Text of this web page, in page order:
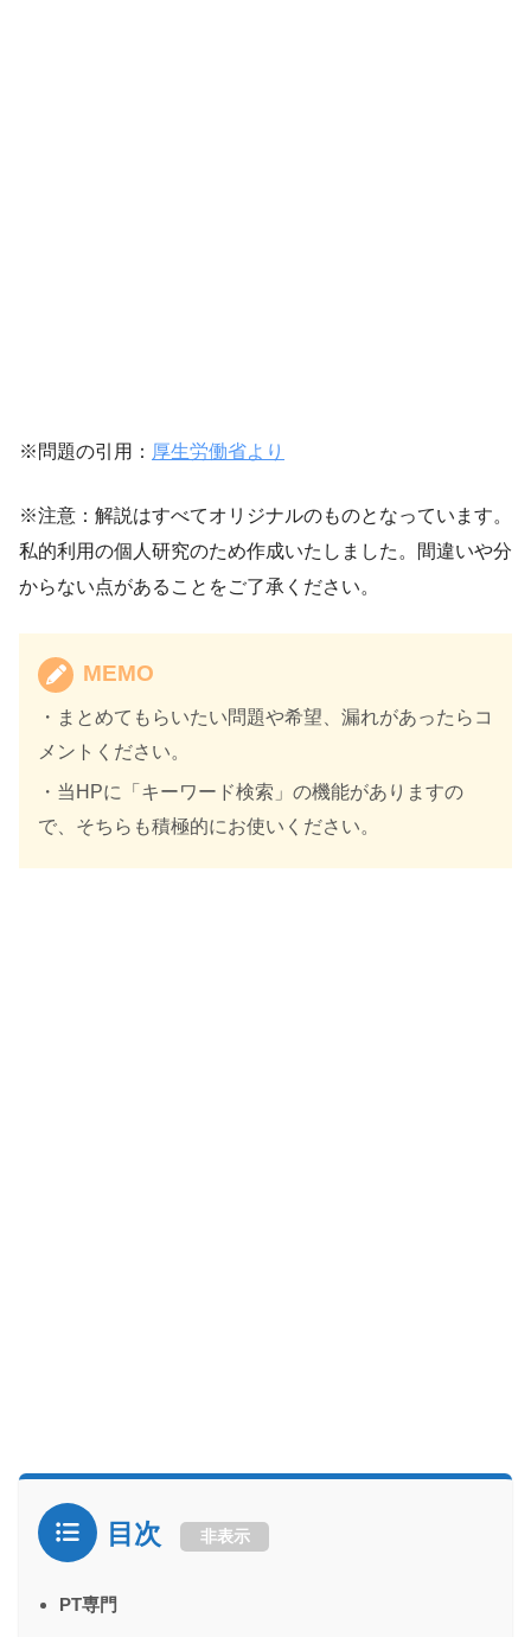
※問題の引用： 厚生労働省より
※注意：解説はすべてオリジナルのものとなっています。
私的利用の個人研究のため作成いたしました。間違いや分
からない点があることをご了承ください。
MEMO
・まとめてもらいたい問題や希望、漏れがあったらコ
メントください。
・当HPに「キーワード検索」の機能がありますの
で、そちらも積極的にお使いください。
目次 非表示
PT専門